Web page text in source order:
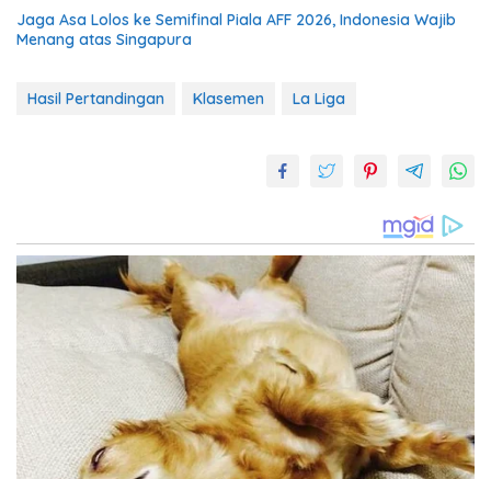
Jaga Asa Lolos ke Semifinal Piala AFF 2026, Indonesia Wajib
Menang atas Singapura
Hasil Pertandingan Klasemen La Liga